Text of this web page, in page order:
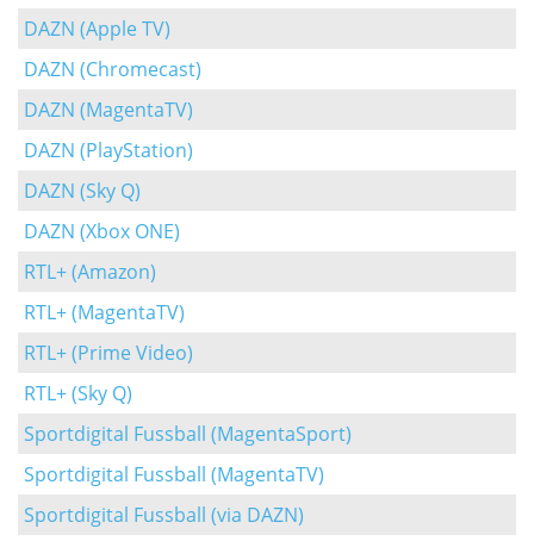
DAZN (Apple TV)
DAZN (Chromecast)
DAZN (MagentaTV)
DAZN (PlayStation)
DAZN (Sky Q)
DAZN (Xbox ONE)
RTL+ (Amazon)
RTL+ (MagentaTV)
RTL+ (Prime Video)
RTL+ (Sky Q)
Sportdigital Fussball (MagentaSport)
Sportdigital Fussball (MagentaTV)
Sportdigital Fussball (via DAZN)